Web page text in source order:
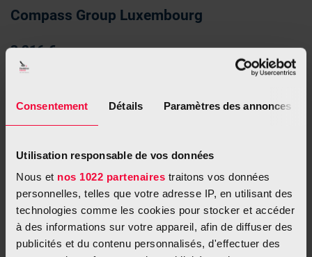
Consentement Détails Paramètres des annonces
Utilisation responsable de vos données
Nous et nos 1022 partenaires traitons vos données
personnelles, telles que votre adresse IP, en utilisant des
technologies comme les cookies pour stocker et accéder
à des informations sur votre appareil, afin de diffuser des
publicités et du contenu personnalisés, d'effectuer des
Compass Group Luxembourg
3 216 €
Dans le cadre d’Octobre Rose, le mois de sensibilisation au
Luxembourg a une nouvelle fois témoigné de sa solidarité en
soutenant la Fondation Cancer.
Grâce aux actions menées en octobre et en novembre, un
Cancer.
« En tant que Compass Group Luxembourg et Eurest, nous
considérons qu’il est de notre responsabilité, au-delà de nos
activités, de nous engager concrètement pour des causes